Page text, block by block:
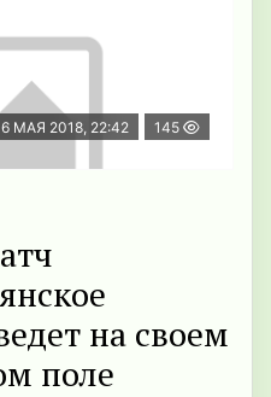
6 МАЯ 2018, 22:42 145
на своем
поле